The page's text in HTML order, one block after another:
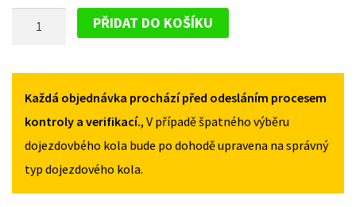
OD
OD
FORFOUR
OD
115/70R15
MNOŽSTVÍ
PŘIDAT DO KOŠÍKU
Každá objednávka prochází před odesláním procesem
kontroly a verifikací., V případě špatného výběru
dojezdovbého kola bude po dohodě upravena na správný
typ dojezdového kola.